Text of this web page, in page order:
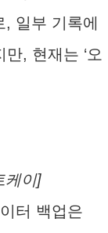
일부 기록에
만, 현재는 ‘오
케이]
터 백업은